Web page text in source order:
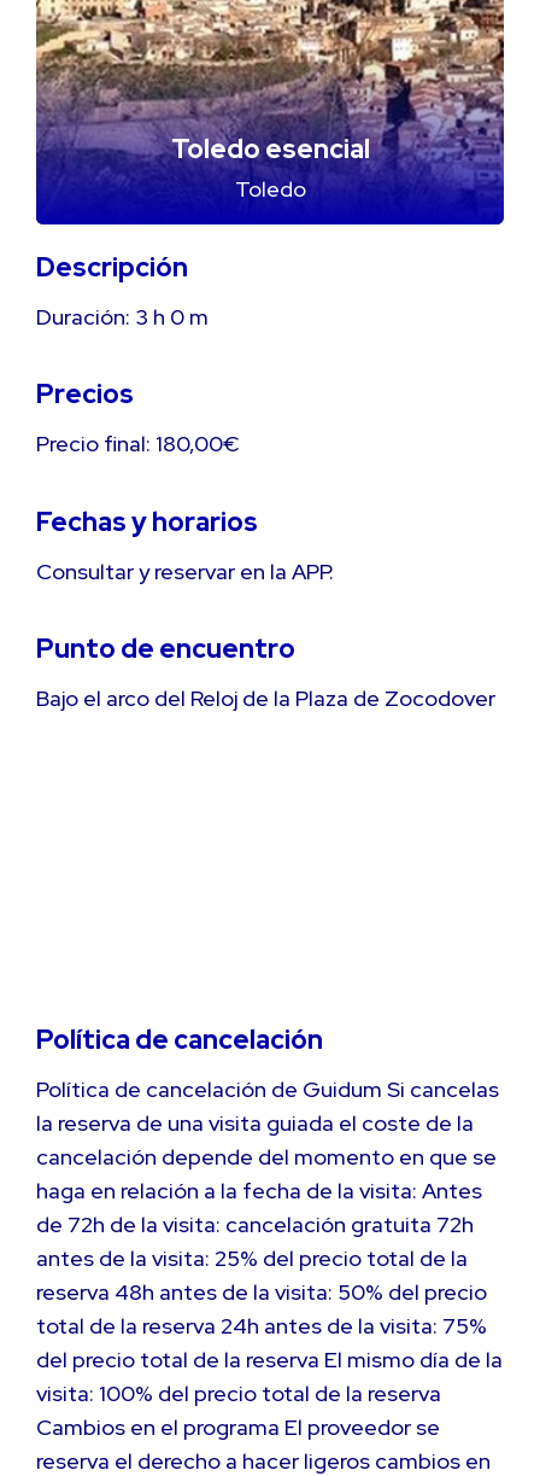
Toledo esencial
Toledo
Descripción
Duración: 3 h 0 m
Precios
Precio final: 180,00€
Fechas y horarios
Consultar y reservar en la APP.
Punto de encuentro
Bajo el arco del Reloj de la Plaza de Zocodover
Política de cancelación
Política de cancelación de Guidum Si cancelas
la reserva de una visita guiada el coste de la
cancelación depende del momento en que se
haga en relación a la fecha de la visita: Antes
de 72h de la visita: cancelación gratuita 72h
antes de la visita: 25% del precio total de la
reserva 48h antes de la visita: 50% del precio
total de la reserva 24h antes de la visita: 75%
del precio total de la reserva El mismo día de la
visita: 100% del precio total de la reserva
Cambios en el programa El proveedor se
reserva el derecho a hacer ligeros cambios en